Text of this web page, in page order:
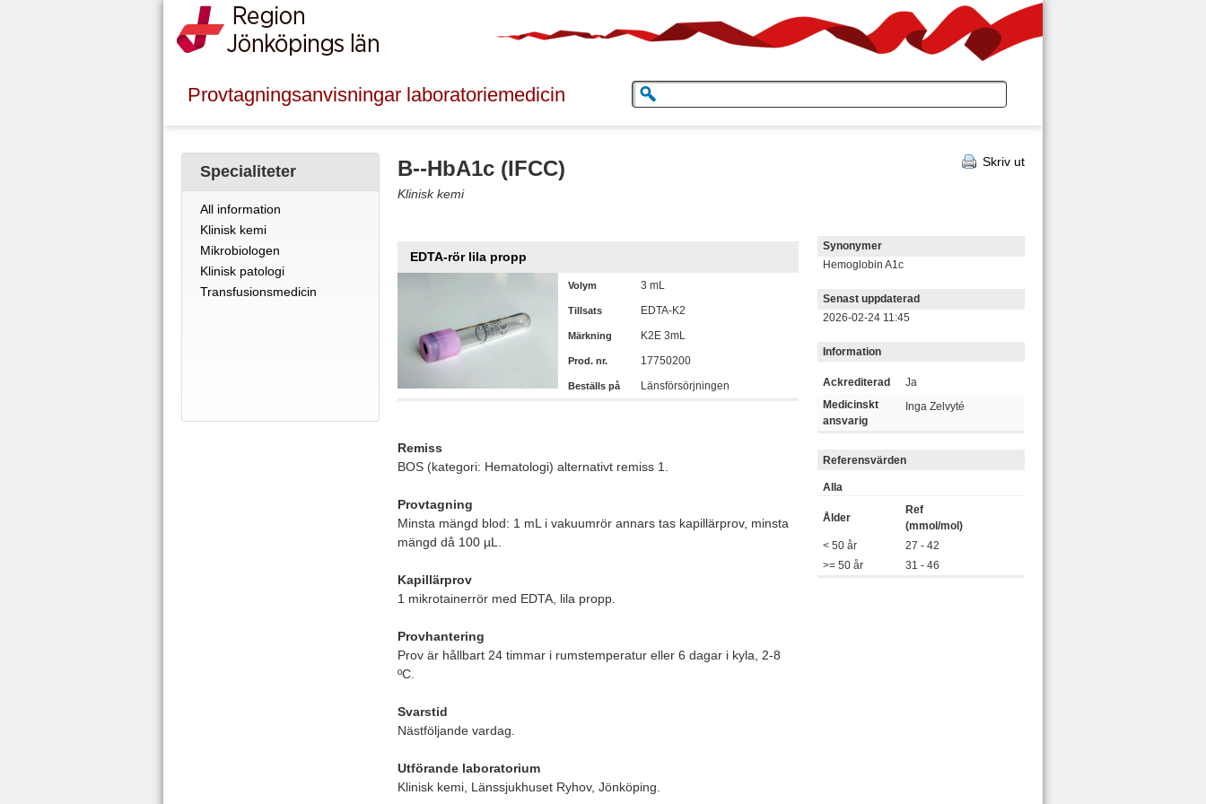
Provtagningsanvisningar laboratoriemedicin
Specialiteter
All information
Klinisk kemi
Mikrobiologen
Klinisk patologi
Transfusionsmedicin
Skriv ut
B--HbA1c (IFCC)
Klinisk kemi
EDTA-rör lila propp
Volym 3 mL
Tillsats EDTA-K2
Märkning K2E 3mL
Prod. nr. 17750200
Beställs på Länsförsörjningen
Remiss
BOS (kategori: Hematologi) alternativt remiss 1.
Provtagning
Minsta mängd blod: 1 mL i vakuumrör annars tas kapillärprov, minsta
mängd då 100 µL.
Kapillärprov
1 mikrotainerrör med EDTA, lila propp.
Provhantering
Prov är hållbart 24 timmar i rumstemperatur eller 6 dagar i kyla, 2-8
ºC.
Svarstid
Nästföljande vardag.
Utförande laboratorium
Klinisk kemi, Länssjukhuset Ryhov, Jönköping.
Synonymer
Hemoglobin A1c
Senast uppdaterad
2026-02-24 11:45
Information
Ackrediterad
Ja
Medicinskt
ansvarig
Inga Zelvyté
Referensvärden
Alla
Ålder
Ref
(mmol/mol)
< 50 år
27 - 42
>= 50 år
31 - 46